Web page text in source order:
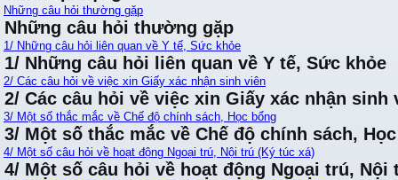
Những câu hỏi thường gặp
Những câu hỏi thường gặp
1/ Những câu hỏi liên quan về Y tế, Sức khỏe
1/ Những câu hỏi liên quan về Y tế, Sức khỏe
2/ Các câu hỏi về việc xin Giấy xác nhận sinh viên
2/ Các câu hỏi về việc xin Giấy xác nhận sinh
3/ Một số thắc mắc về Chế độ chính sách, Học bổng
3/ Một số thắc mắc về Chế độ chính sách,
4/ Một số câu hỏi về hoạt động Ngoại trú, Nội trú (Ký túc xá)
4/ Một số câu hỏi về hoạt động Ngoại trú, Nội